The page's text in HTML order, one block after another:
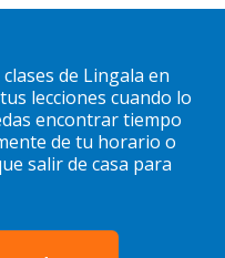
de Lingala en
lecciones cuando lo
encontrar tiempo
de tu horario o
salir de casa para